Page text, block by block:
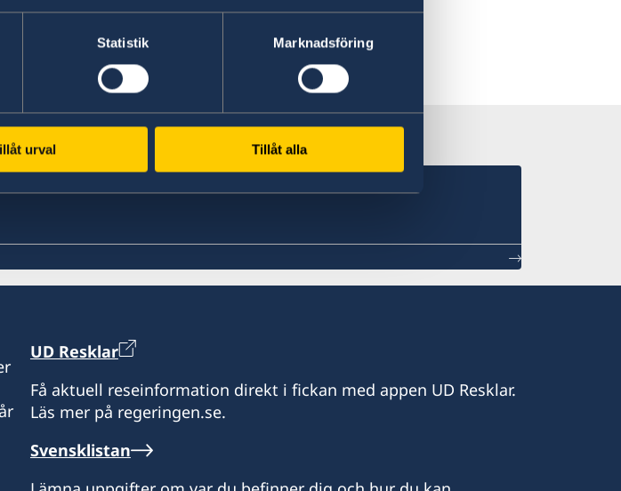
Statistik Marknadsföring
urval Tillåt alla
UD Resklar
Få aktuell reseinformation direkt i fickan med appen UD Resklar.
Läs mer på regeringen.se.
Svensklistan